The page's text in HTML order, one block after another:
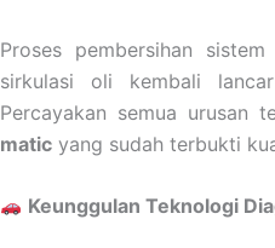
Proses pembersihan
sirkulasi oli kembali
Percayakan semua urusan
maticyang sudah terbukti
Keunggulan Teknologi